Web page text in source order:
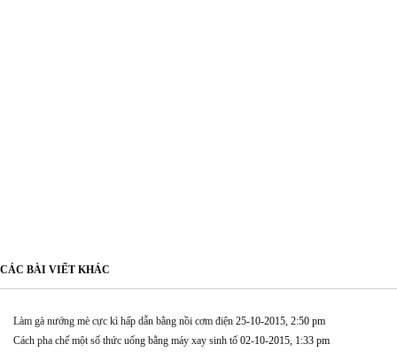
CÁC BÀI VIẾT KHÁC
Làm gà nướng mè cực kì hấp dẫn bằng nồi cơm điện 25-10-2015, 2:50 pm
Cách pha chế một số thức uống bằng máy xay sinh tố 02-10-2015, 1:33 pm